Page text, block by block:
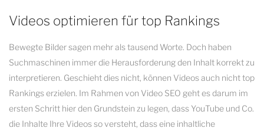
Videos optimieren für top Rankings
Bewegte Bilder sagen mehr als tausend Worte. Doch haben
Suchmaschinen immer die Herausforderung den Inhalt korrekt zu
interpretieren. Geschieht dies nicht, können Videos auch nicht top
Rankings erzielen. Im Rahmen von Video SEO geht es darum im
ersten Schritt hier den Grundstein zu legen, dass YouTube und Co.
die Inhalte Ihre Videos so versteht, dass eine inhaltliche